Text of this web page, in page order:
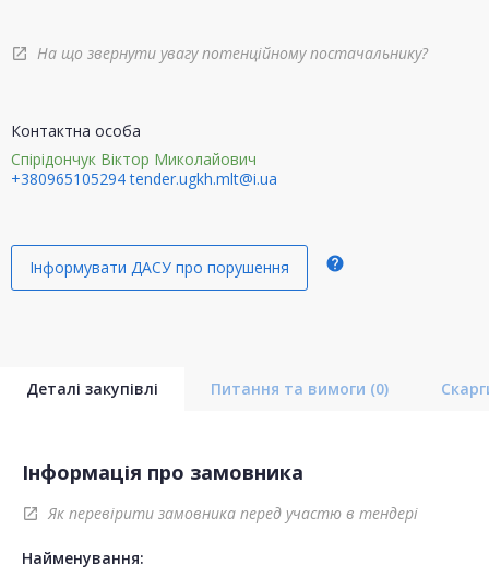
open_in_new На що звернути увагу потенційному постачальнику?
Контактна особа
Спірідончук Віктор Миколайович
+380965105294 tender.ugkh.mlt@i.ua
Інформувати ДАСУ про порушення help
Деталі закупівлі Питання та вимоги (0)
Інформація про замовника
open_in_new Як перевірити замовника перед участю в тендері
Найменування: